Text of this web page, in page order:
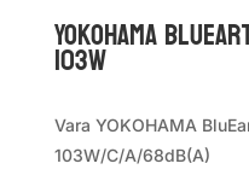
Yokohama
103W
Vara YOKOHAMA
103W/C/A/68dB(A)